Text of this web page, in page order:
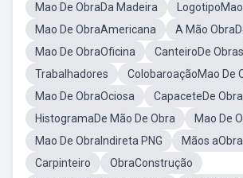
Mao De ObraDa Madeira
Mao De ObraAmericana
A Mão
Mao De ObraOficina
CanteiroDe Obras
Trabalhadores
ColobaroaçãoMao De
Mao De ObraOciosa
CapaceteDe Obra
HistogramaDe Mão De Obra
Mao De
Mao De ObraIndireta PNG
Mãos
Carpinteiro
ObraConstrução